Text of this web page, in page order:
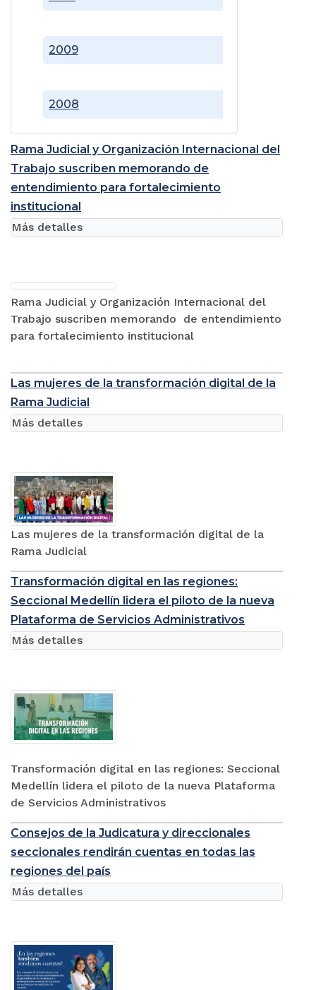
2008
2009
Rama Judicial y Organización Internacional del
Trabajo suscriben memorando de
entendimiento para fortalecimiento
institucional
Rama Judicial y Organización Internacional del
Trabajo suscriben memorando de entendimiento
para fortalecimiento institucional
Más detalles
Las mujeres de la transformación digital de la
Rama Judicial
Las mujeres de la transformación digital de la
Rama Judicial
Más detalles
Transformación digital en las regiones:
Seccional Medellín lidera el piloto de la nueva
Plataforma de Servicios Administrativos
Transformación digital en las regiones: Seccional
Medellín lidera el piloto de la nueva Plataforma
de Servicios Administrativos
Más detalles
Consejos de la Judicatura y direccionales
seccionales rendirán cuentas en todas las
regiones del país
Más detalles